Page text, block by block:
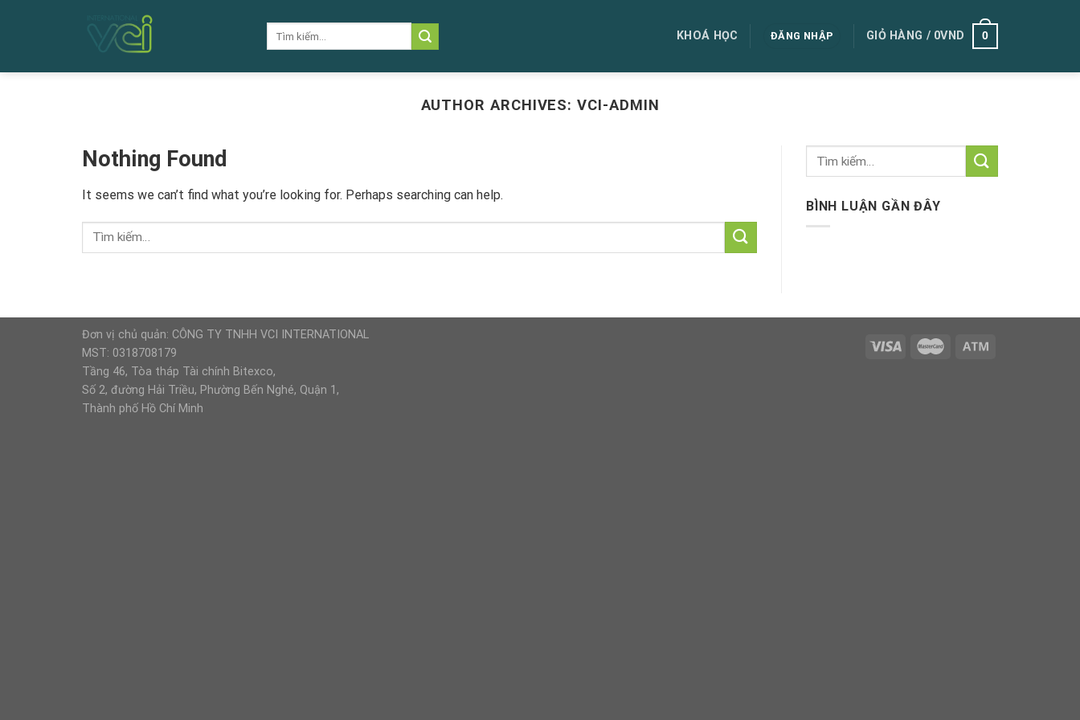
KHOÁ HỌC ĐĂNG NHẬP GIỎ HÀNG / 0VND 0
AUTHOR ARCHIVES:VCI-ADMIN
Nothing Found
It seems we can’t find what you’re looking for. Perhaps searching can help.
BÌNH LUẬN GẦN ĐÂY
Đơn vị chủ quản: CÔNG TY TNHH VCI INTERNATIONAL
MST: 0318708179
Tầng 46, Tòa tháp Tài chính Bitexco,
Số 2, đường Hải Triều, Phường Bến Nghé, Quận 1,
Thành phố Hồ Chí Minh